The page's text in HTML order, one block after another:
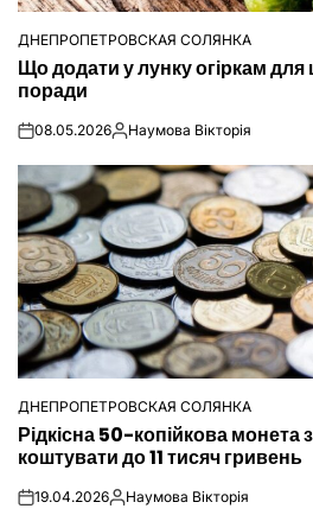
ОПУБЛІКУВАТИ
У
ДНЕПРОПЕТРОВСКАЯ СОЛЯНКА
Що додати у лунку огіркам
поради
on08.05.2026Опубліковано
Наумова Вікторія
ОПУБЛІКУВАТИ
У
ДНЕПРОПЕТРОВСКАЯ СОЛЯНКА
Рідкісна 50-копійкова монета
коштувати до 11 тисяч гривень
on19.04.2026Опубліковано
Наумова Вікторія